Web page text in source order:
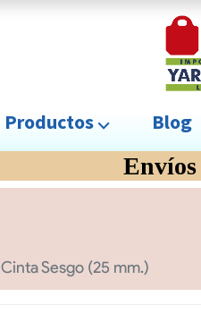
Productos ⌵ Blog
Cinta Sesgo (25 mm.)